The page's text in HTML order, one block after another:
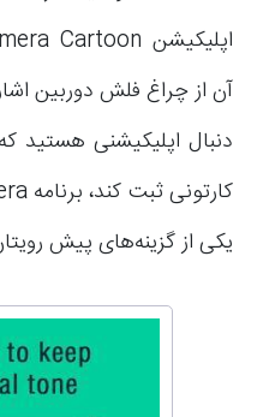
آن از چراغ فلش دوربین
دنبال اپلیکیشنی هستید
یکی از گزینه‌های پیش